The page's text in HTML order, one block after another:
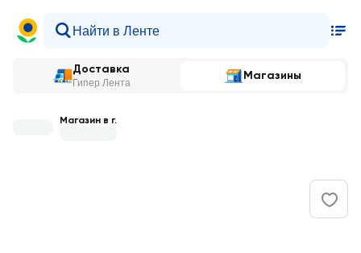
Доставка
Гипер Лента
Магазины
Магазин в г.